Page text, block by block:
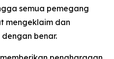
semua pemegang
mengeklaim dan
benar.